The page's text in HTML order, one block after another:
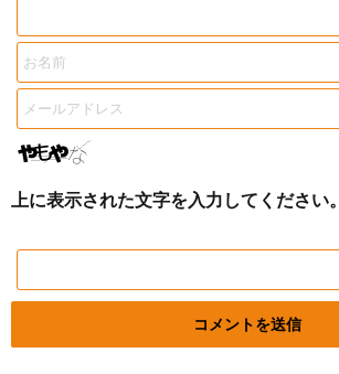
上に表示された文字を入力してください。